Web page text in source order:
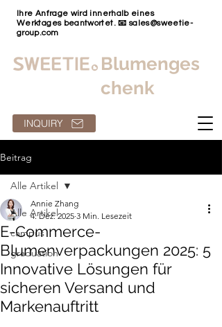
INQUIRY
Blumenges
chenk
Ihre Anfrage wird innerhalb eines
Werktages beantwortet. 📧 sales@sweetie-
group.com
Beitrag
Alle Artikel
campus
graduation
Alle Artikel
E-Commerce-
Blumenverpackungen 2025: 5
Innovative Lösungen für
sicheren Versand und
Markenauftritt
Annie Zhang
4. Dez. 2025 3 Min. Lesezeit